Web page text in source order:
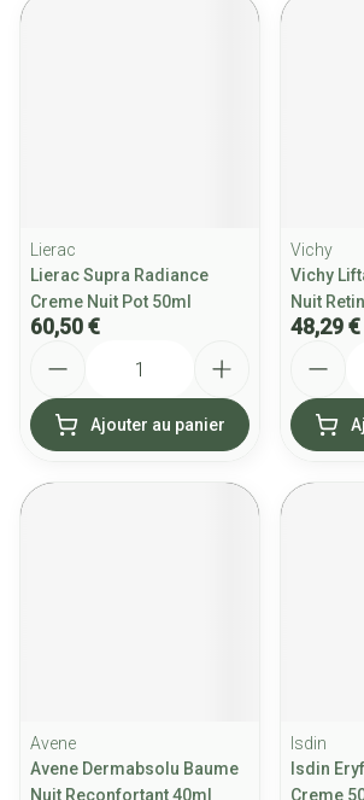
Lierac
Lierac Supra Radiance
Creme Nuit Pot 50ml
60,50 €
Ajouter au panier
Vichy
Vichy
Nuit
48,29 €
Avene
Avene Dermabsolu Baume
Nuit Reconfortant 40ml
Isdin
Isdin
Creme